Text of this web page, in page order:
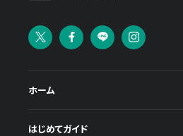
ホーム
はじめてガイド